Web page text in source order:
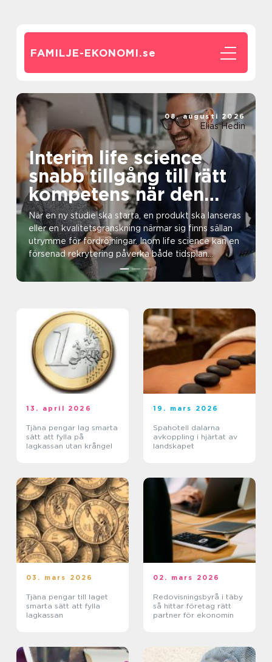
FAMILJE-EKONOMI.se
Interim life science
snabb tillgång till rätt
kompetens när den
verkligen behövs
När en ny studie ska starta, en produkt ska lanseras
eller en kvalitetsgranskning närmar sig finns sällan
utrymme för fördröjningar. Inom life science kan en
försenad rekrytering påverka både tidsplan...
08. augusti 2026
Elias Hedin
13. april 2026
Tjäna pengar lag smarta
sätt att fylla på
lagkassan utan krångel
19. mars 2026
Spahotell dalarna
avkoppling i hjärtat av
landskapet
03. mars 2026
Tjäna pengar till laget
smarta sätt att fylla
lagkassan
02. mars 2026
Redovisningsbyrå i täby
så hittar företag rätt
partner för ekonomin